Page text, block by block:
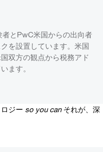
とPwC米国からの出向者
を設置しています。米国
双方の観点から税務アド
ます。
ジー so you can それが、深